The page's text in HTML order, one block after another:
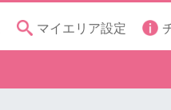
マイエリア設定